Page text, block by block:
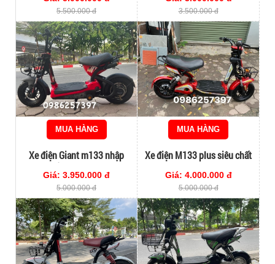
5.500.000 đ 3.500.000 đ
MUA HÀNG
Xe điện Giant m133 nhập
Giá: 3.950.000 đ
5.000.000 đ
MUA HÀNG
Xe điện M133 plus siêu chất
Giá: 4.000.000 đ
5.000.000 đ